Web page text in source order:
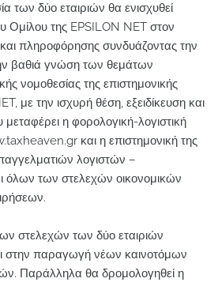
των δύο εταιριών θα ενισχυθεί
Ομίλου της EPSILON NET στον
πληροφόρησης συνδυάζοντας την
βαθιά γνώση των θεμάτων
νομοθεσίας της επιστημονικής
με την ισχυρή θέση, εξειδίκευση και
μεταφέρει η φορολογική-λογιστική
και η επιστημονική της
λογιστών –
όλων των στελεχών οικονομικών
στελεχών των δύο εταιριών
στην παραγωγή νέων καινοτόμων
Παράλληλα θα δρομολογηθεί η